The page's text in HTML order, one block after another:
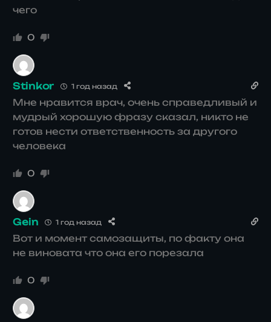
чего
0
Stinkor 1 год назад
Мне нравится врач, очень справедливый и
мудрый хорошую фразу сказал, никто не
готов нести ответственность за другого
человека
0
Gein 1 год назад
Вот и момент самозащиты, по факту она
не виновата что она его порезала
0